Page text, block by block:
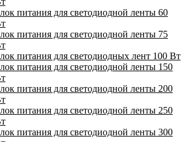
питания для светодиодной ленты 60
питания для светодиодной ленты 75
питания для светодиодных лент 100 Вт
питания для светодиодной ленты 150
питания для светодиодной ленты 200
питания для светодиодной ленты 250
питания для светодиодной ленты 300